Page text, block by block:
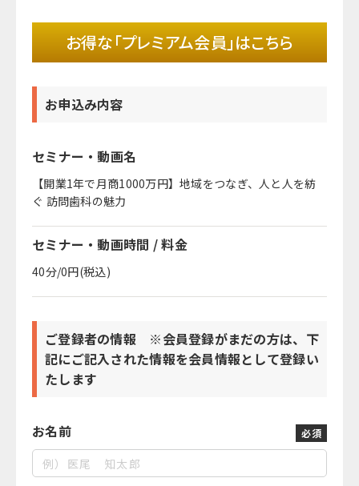
お得な「プレミアム会員」はこちら
お申込み内容
セミナー・動画名
【開業1年で月商1000万円】地域をつなぎ、人と人を紡
ぐ 訪問歯科の魅力
セミナー・動画時間 / 料金
40分/0円(税込)
ご登録者の情報 ※会員登録がまだの方は、下
記にご記入された情報を会員情報として登録い
たします
お名前 必須